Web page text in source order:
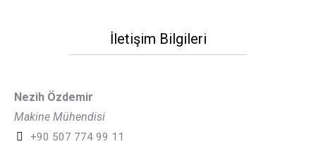
İletişim Bilgileri
Nezih Özdemir
Makine Mühendisi
+90 507 774 99 11